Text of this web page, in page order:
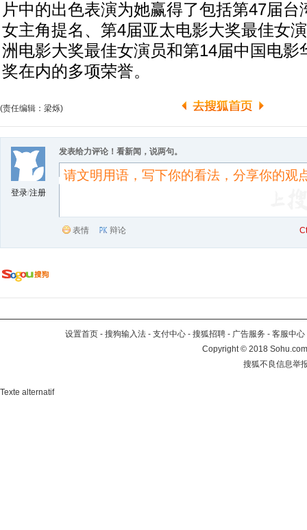
片中的出色表演为她赢得了包括第47届台
女主角提名、第4届亚太电影大奖最佳女
洲电影大奖最佳女演员和第14届中国电影
奖在内的多项荣誉。
(责任编辑：梁烁)
登录/注册
发表给力评论！看新闻，说两句。
表情 辩论
设置首页 - 搜狗输入法 - 支付中心 - 搜狐招聘 - 广告服务 - 客服中心
Copyright©2018
搜狐不良信息举
Texte alternatif